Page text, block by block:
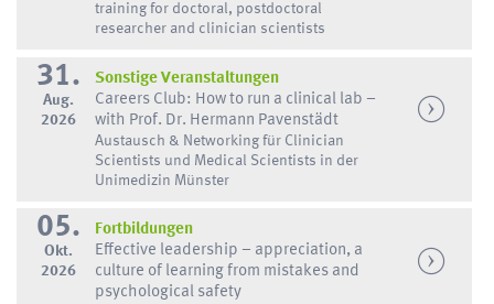
training for doctoral, postdoctoral
researcher and clinician scientists
31.
Aug.
2026
Sonstige Veranstaltungen
Careers Club: How to run a clinical lab –
with Prof. Dr. Hermann Pavenstädt
Austausch & Networking für Clinician
Scientists und Medical Scientists in der
Unimedizin Münster
05.
Okt.
2026
Fortbildungen
Effective leadership – appreciation, a
culture of learning from mistakes and
psychological safety